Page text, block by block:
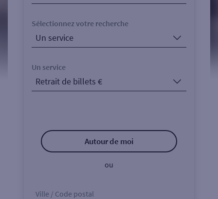
Sélectionnez votre recherche
Un service
Autour de moi
ou
Ville / Code postal